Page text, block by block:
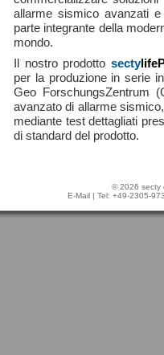
allarme sismico avanzati
parte integrante della
mondo.
Il nostro prodotto secty
per la produzione in serie
Geo ForschungsZentrum
avanzato di allarme
mediante test dettagliati
di standard del prodotto.
© 2026 secty
E-Mail | Tel: +49-2305-